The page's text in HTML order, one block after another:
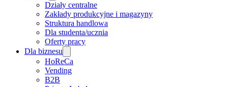
Działy centralne
Zakłady produkcyjne i magazyny
Struktura handlowa
Dla studenta/ucznia
Oferty pracy
Dla biznesu
HoReCa
Vending
B2B